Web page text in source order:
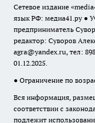
Сетевое издание
язык РФ: медиа41.ру ●
предприниматель
редактор: Суворов
agra@yandex.ru, тел:
01.12.2025.
● Ограничение по
Вся информация,
соответствии с
подлежит